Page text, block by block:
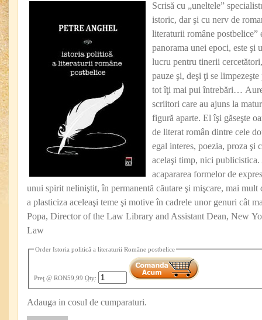
Scrisă cu „uneltele”
istoric, dar şi cu nerv de
literaturii române postbelice”
panorama unei epoci, este şi
lucru pentru tinerii
pauze şi, deşi ţi se
tot îţi mai pui întrebări…
scriitori care au ajuns la
figură aparte. El îşi găseşte
de literat român dintre cele
egal interes, poezia, proza şi
acelaşi timp, nici publicistica.
acapararea formelor de
unui spirit neliniştit, în permanentă căutare şi mişcare, mai mult
a plasticiza aceleaşi teme şi motive în cadrele unor genuri cât
Popa, Director of the Law Library and Assistant Dean, New
Law
Order Istoria politică a literaturii Române postbelice
Preţ @ RON59,99 Qty:
Adauga in cosul de cumparaturi.